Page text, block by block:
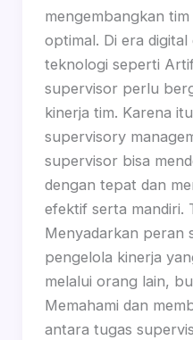
mengembangkan
optimal. Di era
teknologi seperti
supervisor perlu
kinerja tim. Karena
supervisory
supervisor bisa
dengan tepat dan
efektif serta mandiri.
Menyadarkan peran
pengelola kinerja
melalui orang lain,
Memahami dan
antara tugas